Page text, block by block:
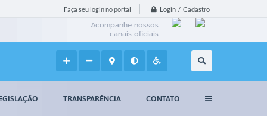
Faça seu login no portal Login / Cadastro
Acompanhe nossos
canais oficiais
TRANSPARÊNCIA CONTATO